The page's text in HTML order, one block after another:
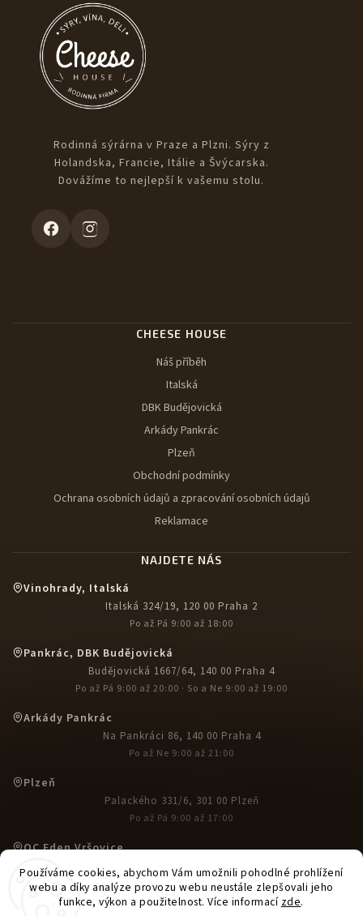
Používáme cookies, abychom Vám umožnili pohodlné prohlížení
webu a díky analýze provozu webu neustále zlepšovali jeho
funkce, výkon a použitelnost. Více informací zde.
Rodinná sýrárna v Praze a Plzni. Sýry z
Holandska, Francie, Itálie a Švýcarska.
Dovážíme to nejlepší k vašemu stolu.
CHEESE HOUSE
Náš příběh
Italská
DBK Budějovická
Arkády Pankrác
Plzeň
Obchodní podmínky
Ochrana osobních údajů a zpracování osobních údajů
Reklamace
NAJDETE NÁS
Vinohrady, Italská
Italská 324/19, 120 00 Praha 2
Po až Pá 9:00 až 18:00
Pankrác, DBK Budějovická
Budějovická 1667/64, 140 00 Praha 4
Po až Pá 9:00 až 20:00 · So a Ne 9:00 až 19:00
Arkády Pankrác
Na Pankráci 86, 140 00 Praha 4
Po až Ne 9:00 až 21:00
Plzeň
Palackého 331/6, 301 00 Plzeň
Po až Pá 9:00 až 17:00
OC Eden Vršovice
U Slavie 1527, 100 00 Praha 10-Vršovice
Po až Ne 9:00 až 21:00